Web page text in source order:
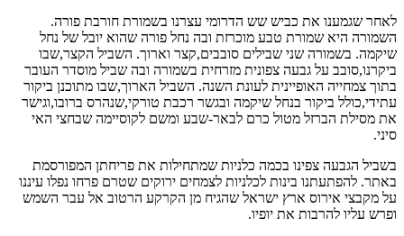
לאחר שגמענו את כביש שש הדרומי עצרנו בשמורת חורבת פורה.
השמורה היא שמורת טבע מוכרזת ובה נחל פורה שהוא יובל של נחל
שיקמה. בשמורה שני שבילים סובבים,קצר וארוך. השביל הקצר,שבו
ביקרנו,סובב על גבעה צפונית מזרחית בשמורה ובה שביל מוסדר העובר
בתוך צמחייה האופיינית לעונת השנה. השביל הארוך,שבו מתוכנן ביקור
עתידי,כולל ביקור בנחל שיקמה ובגשר רכבת טורקי,שנהרס ברובו,וגישר
את מסילת הברזל מטול כרם לבאר-שבע ומשם לקוסיימה שבחצי האי
סיני.
בשביל הגבעה צפינו בכמה כלניות שמתחילות את פריחתן המפורסמת
באתר. להפתעתנו בינות לכלניות לצמחים ירוקים שטרם פרחו נפלו עיננו
על מקבצי אירוס ארץ ישראל שהגיח מן הקרקע הרטוב אל עבר השמש
ופרש עליו להרבות את יופיו.